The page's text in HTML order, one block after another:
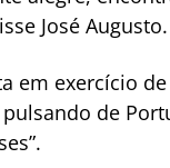
José Augusto.
em exercício
de